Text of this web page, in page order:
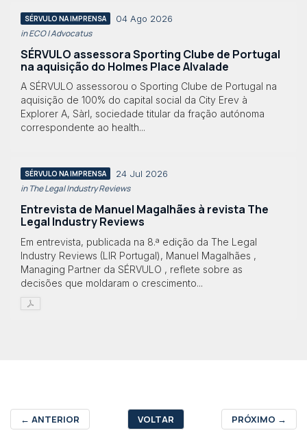
SÉRVULO NA IMPRENSA 04 Ago 2026
in ECO | Advocatus
SÉRVULO assessora Sporting Clube de Portugal
na aquisição do Holmes Place Alvalade
A SÉRVULO assessorou o Sporting Clube de Portugal na
aquisição de 100% do capital social da City Erev à
Explorer A, Sàrl, sociedade titular da fração autónoma
correspondente ao health...
SÉRVULO NA IMPRENSA 24 Jul 2026
in The Legal Industry Reviews
Entrevista de Manuel Magalhães à revista The
Legal Industry Reviews
Em entrevista, publicada na 8.ª edição da The Legal
Industry Reviews (LIR Portugal), Manuel Magalhães ,
Managing Partner da SÉRVULO , reflete sobre as
decisões que moldaram o crescimento...
← ANTERIOR VOLTAR PRÓXIMO →